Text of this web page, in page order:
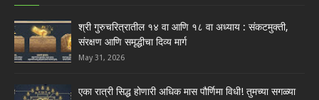
श्री गुरुचरित्रातील १४ वा आणि १८ वा अध्याय : संकटमुक्ती,
संरक्षण आणि समृद्धीचा दिव्य मार्ग
May 31, 2026
एका रात्री सिद्ध होणारी अधिक मास पौर्णिमा विधी! तुमच्या सगळ्या